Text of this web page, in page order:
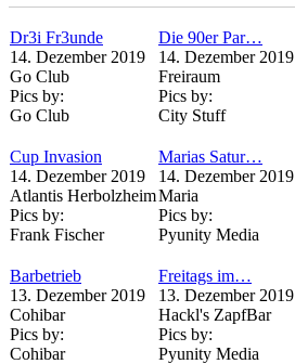
Dr3i Fr3unde
14. Dezember 2019
Go Club
Pics by:
Go Club
Die 90er Par…
14. Dezember 2019
Freiraum
Pics by:
City Stuff
Cup Invasion
14. Dezember 2019
Atlantis Herbolzheim
Pics by:
Frank Fischer
Marias Satur…
14. Dezember 2019
Maria
Pics by:
Pyunity Media
Barbetrieb
13. Dezember 2019
Cohibar
Pics by:
Cohibar
Freitags im…
13. Dezember 2019
Hackl's ZapfBar
Pics by:
Pyunity Media